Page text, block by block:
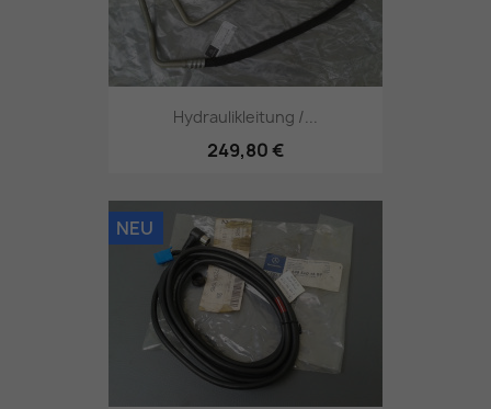
Hydraulikleitung /...
249,80 €
NEU